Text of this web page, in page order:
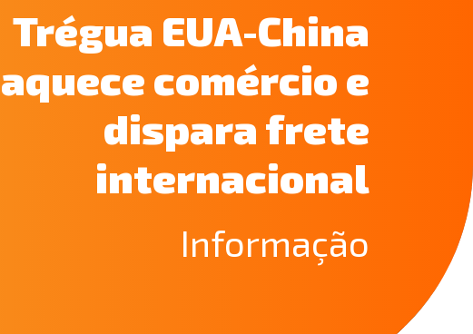
Trégua EUA-China
aquece comércio e
dispara frete
internacional
Informação